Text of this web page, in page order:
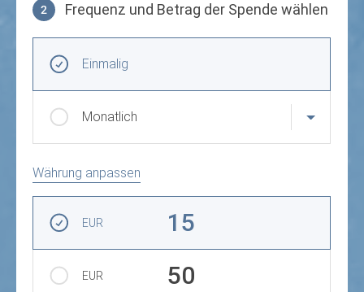
2 Frequenz und Betrag der Spende wählen
Einmalig
Monatlich
Währung anpassen
EUR 15
EUR 50